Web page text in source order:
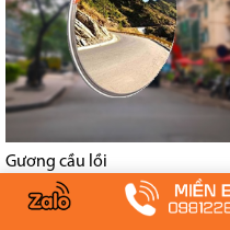
Gương cầu lồi